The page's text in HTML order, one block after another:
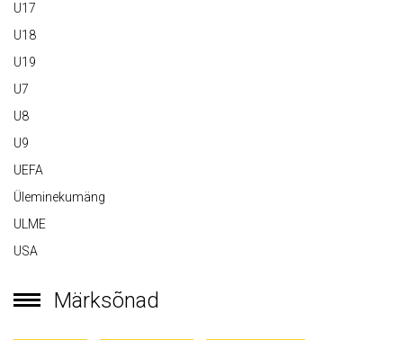
U17
U18
U19
U7
U8
U9
UEFA
Üleminekumäng
ULME
USA
Märksõnad